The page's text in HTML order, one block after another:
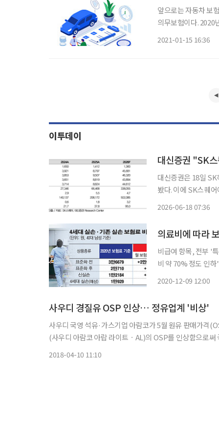
앞으로는 자동차 보험료를 클릭 한
의무보험이다. 2020
2021-01-15 16:36
이투데이
대신증권 "SK
대신증권은 18일
봤다. 이에 SK스퀘
2026-06-18 07:36
의료비에 따라
비급여 항목, 전부 '
비 약 70% 정도 인
2020-12-09 12:00
사우디 경질유 OSP 인상… 정유업계 '비상'
사우디 국영 석유·가스기업 아람코가 5월 원유 판매가
(사우디 아람코 아랍 라이트ㆍAL)의 OSP를 인상함으로써 국내 정
2018-04-10 11:10